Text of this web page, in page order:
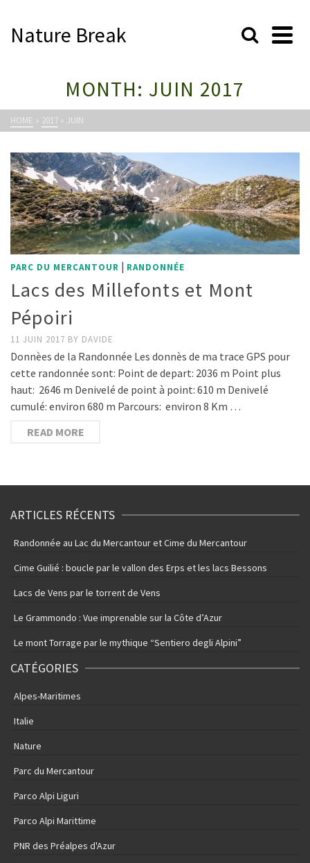
Nature Break
MONTH: JUIN 2017
HOME » 2017 » JUIN
PARC DU MERCANTOUR | RANDONNÉE
Lacs des Millefonts et Mont
Pépoiri
11 JUIN 2017 BY DAVIDE
Donnèes de la Randonnée Les donnès de ma trace GPS pour
cette randonnée sont: Point de depart: 2036 m Point plus
haut: 2646 m Denivelé de point à point: 610 m Denivelé
cumulé: environ 680 m Parcours: environ 8 Km …
READ MORE
ARTICLES RÉCENTS
Randonnée au Lac du Mercantour et Cime du Mercantour
Cime Guilié : boucle par le vallon des Erps et les lacs Bessons
Lacs de Vens par le torrent de Vens
Le Grammondo : Vue imprenable sur la Côte d’Azur
Le mont Torrage par le mythique “Sentiero degli Alpini”
CATÉGORIES
Alpes-Maritimes
Italie
Nature
Parc du Mercantour
Parco Alpi Liguri
Parco Alpi Marittime
PNR des Préalpes d'Azur